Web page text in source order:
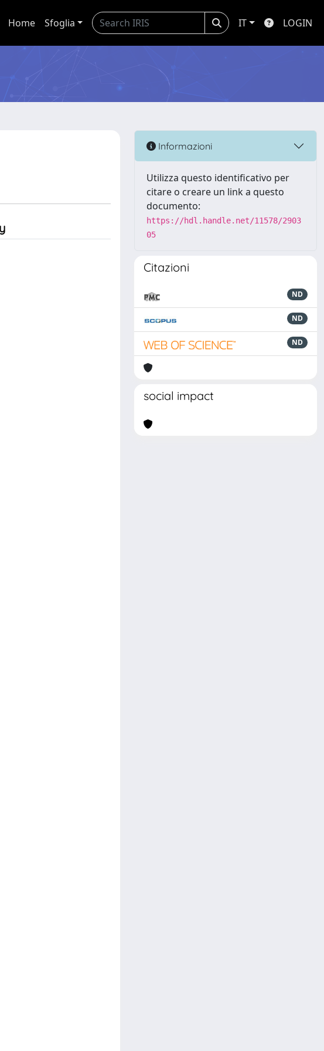
Home Sfoglia IT LOGIN
Informazioni
Utilizza questo identificativo per
citare o creare un link a questo
documento:
https://hdl.handle.net/11578/2903
05
Citazioni
ND
ND
ND
social impact